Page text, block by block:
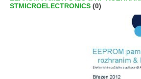
STMICROELECTRONICS (0)